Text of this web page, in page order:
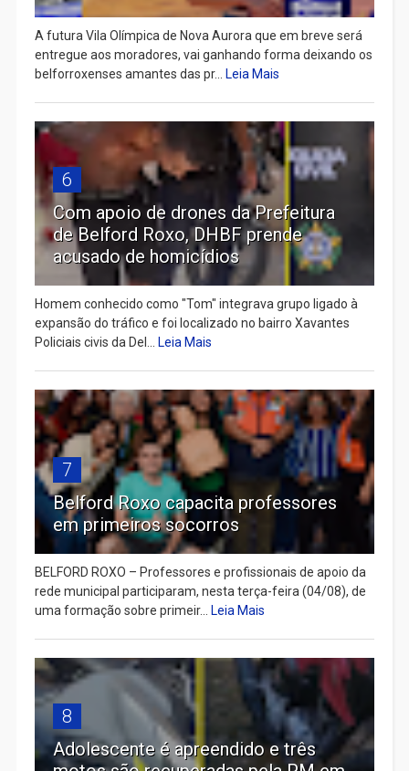
A futura Vila Olímpica de Nova Aurora que em breve será
entregue aos moradores, vai ganhando forma deixando os
belforroxenses amantes das pr...
Leia Mais
6
Com apoio de drones da Prefeitura
de Belford Roxo, DHBF prende
acusado de homicídios
Homem conhecido como "Tom" integrava grupo ligado à
expansão do tráfico e foi localizado no bairro Xavantes
Policiais civis da Del...
Leia Mais
7
Belford Roxo capacita professores
em primeiros socorros
BELFORD ROXO – Professores e profissionais de apoio da
rede municipal participaram, nesta terça-feira (04/08), de
uma formação sobre primeir...
Leia Mais
8
Adolescente é apreendido e três